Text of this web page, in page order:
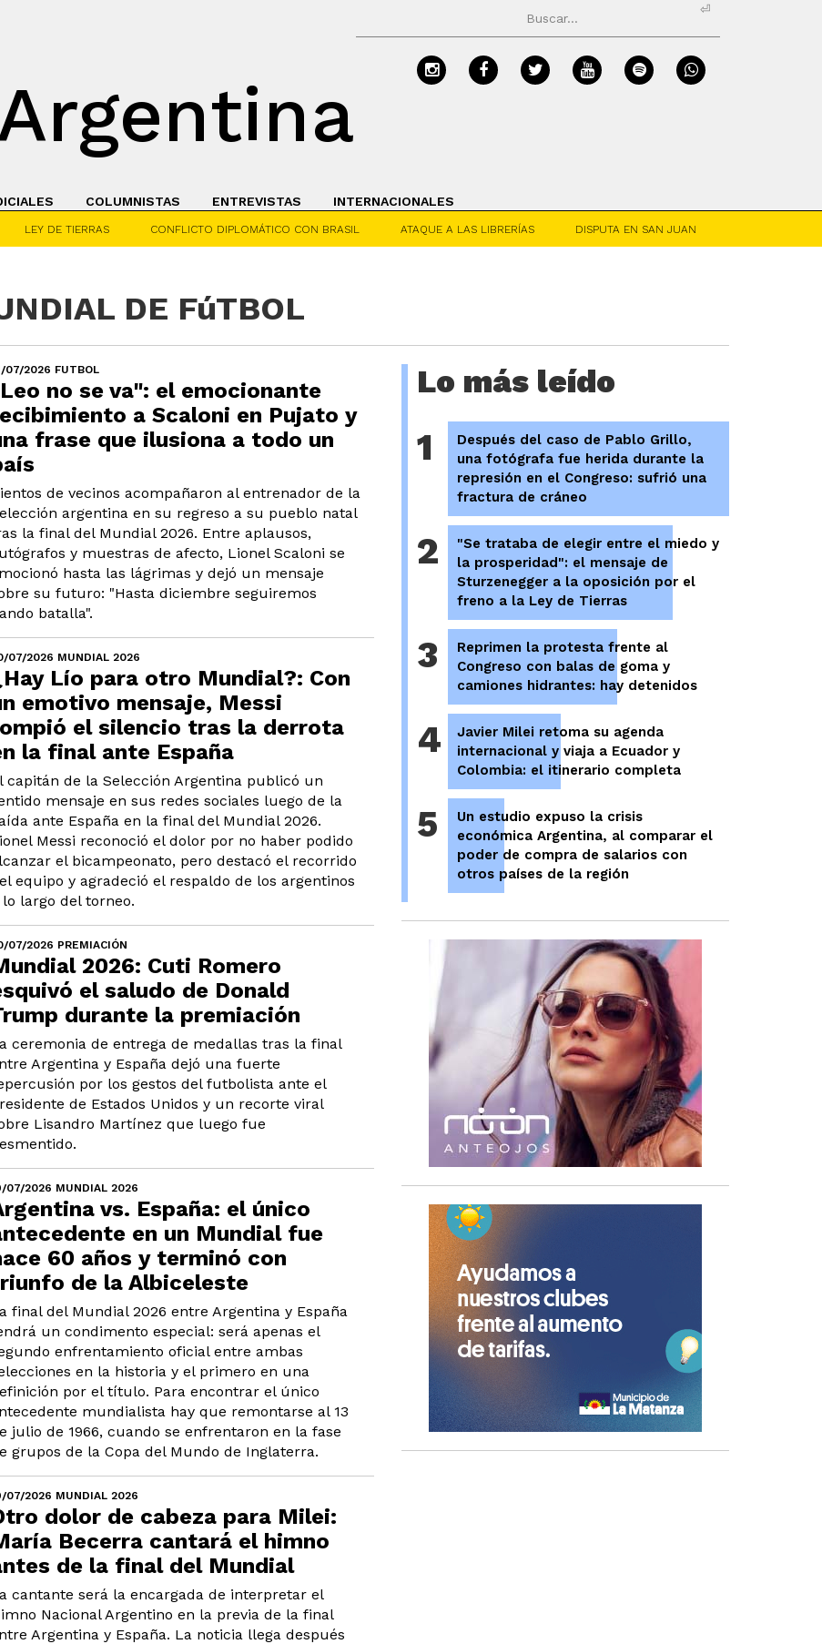
⏎
COLUMNISTAS ENTREVISTAS INTERNACIONALES
LEY DE TIERRAS CONFLICTO DIPLOMÁTICO CON BRASIL ATAQUE A LAS LIBRERÍAS DISPUTA EN SAN JUAN
DE FúTBOL
07/2026 FUTBOL
no se va": el emocionante
a Scaloni en Pujato y
frase que ilusiona a todo un
de vecinos acompañaron al entrenador de la
argentina en su regreso a su pueblo natal
la final del Mundial 2026. Entre aplausos,
y muestras de afecto, Lionel Scaloni se
hasta las lágrimas y dejó un mensaje
su futuro: "Hasta diciembre seguiremos
batalla".
07/2026 MUNDIAL 2026
Lío para otro Mundial?: Con
emotivo mensaje, Messi
el silencio tras la derrota
la final ante España
capitán de la Selección Argentina publicó un
mensaje en sus redes sociales luego de la
ante España en la final del Mundial 2026.
Messi reconoció el dolor por no haber podido
el bicampeonato, pero destacó el recorrido
equipo y agradeció el respaldo de los argentinos
lo largo del torneo.
07/2026 PREMIACIÓN
2026: Cuti Romero
el saludo de Donald
durante la premiación
ceremonia de entrega de medallas tras la final
Argentina y España dejó una fuerte
por los gestos del futbolista ante el
de Estados Unidos y un recorte viral
Lisandro Martínez que luego fue
07/2026 MUNDIAL 2026
vs. España: el único
en un Mundial fue
60 años y terminó con
de la Albiceleste
final del Mundial 2026 entre Argentina y España
un condimento especial: será apenas el
enfrentamiento oficial entre ambas
en la historia y el primero en una
por el título. Para encontrar el único
mundialista hay que remontarse al 13
julio de 1966, cuando se enfrentaron en la fase
grupos de la Copa del Mundo de Inglaterra.
07/2026 MUNDIAL 2026
dolor de cabeza para Milei:
Becerra cantará el himno
de la final del Mundial
cantante será la encargada de interpretar el
Nacional Argentino en la previa de la final
Argentina y España. La noticia llega después
Lo más leído
1
Después del caso de Pablo Grillo,
una fotógrafa fue herida durante la
represión en el Congreso: sufrió una
fractura de cráneo
2
"Se trataba de elegir entre el miedo y
la prosperidad": el mensaje de
Sturzenegger a la oposición por el
freno a la Ley de Tierras
3
Reprimen la protesta frente al
Congreso con balas de goma y
camiones hidrantes: hay detenidos
4
Javier Milei retoma su agenda
internacional y viaja a Ecuador y
Colombia: el itinerario completa
5
Un estudio expuso la crisis
económica Argentina, al comparar el
poder de compra de salarios con
otros países de la región